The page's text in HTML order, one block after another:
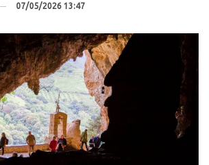
07/05/2026 13:47